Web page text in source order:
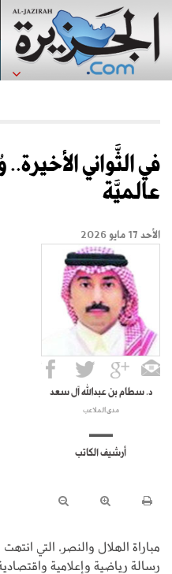
في الثَّواني
عالميَّة
الأحد 17 مايو 2026
د. سطام بن عبدالله آل سعد
مدى الملاعب
أرشيف الكاتب
مباراة الهلال والنصر، التي
رسالة رياضية وإعلامية